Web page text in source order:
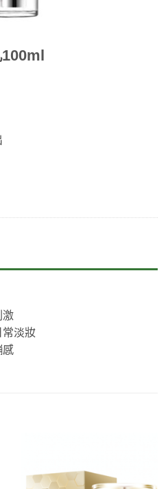
激
常淡妝
感